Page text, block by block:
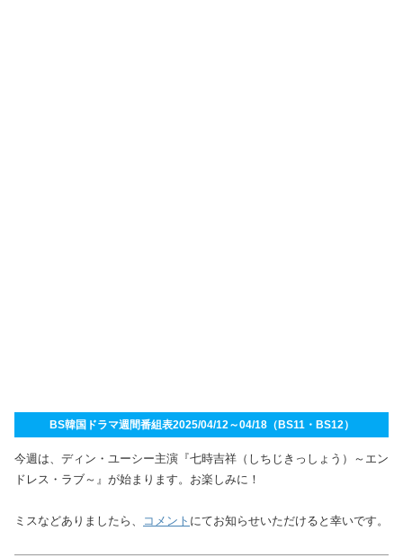
BS韓国ドラマ週間番組表2025/04/12～04/18（BS11・BS12）
今週は、ディン・ユーシー主演『七時吉祥（しちじきっしょう）～エン
ドレス・ラブ～』が始まります。お楽しみに！
ミスなどありましたら、 コメント にてお知らせいただけると幸いです。